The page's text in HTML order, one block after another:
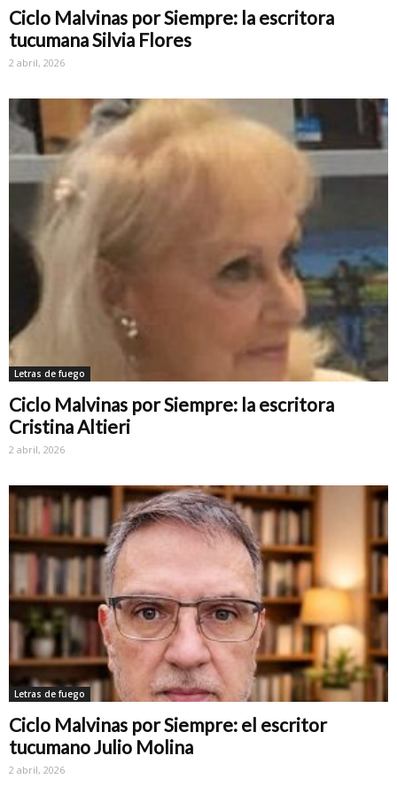
Ciclo Malvinas por Siempre: la escritora
tucumana Silvia Flores
2 abril, 2026
Letras de fuego
Ciclo Malvinas por Siempre: la escritora
Cristina Altieri
2 abril, 2026
Letras de fuego
Ciclo Malvinas por Siempre: el escritor
tucumano Julio Molina
2 abril, 2026